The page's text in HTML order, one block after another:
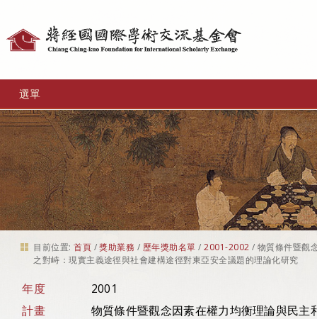
選單
目前位置: 首頁 /獎助業務 / 歷年獎助名單 /2001-2002 / 物質條件暨觀
之對峙：現實主義途徑與社會建構途徑對東亞安全議題的理論化研究
年度
2001
計畫
物質條件暨觀念因素在權力均衡理論與民主